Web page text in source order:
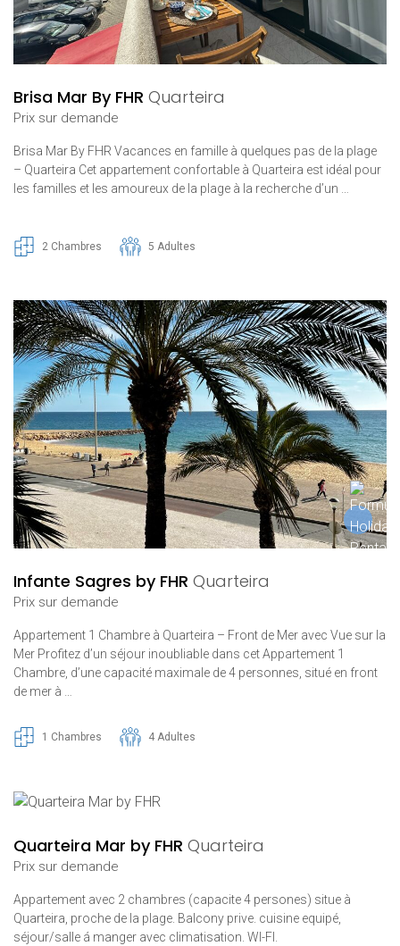
Brisa Mar By FHR Quarteira
Prix ​​sur demande
Brisa Mar By FHR Vacances en famille à quelques pas de la plage
– Quarteira Cet appartement confortable à Quarteira est idéal pour
les familles et les amoureux de la plage à la recherche d’un …
2 Chambres 5 Adultes
Infante Sagres by FHR Quarteira
Prix ​​sur demande
Appartement 1 Chambre à Quarteira – Front de Mer avec Vue sur la
Mer Profitez d’un séjour inoubliable dans cet Appartement 1
Chambre, d’une capacité maximale de 4 personnes, situé en front
de mer à …
1 Chambres 4 Adultes
Quarteira Mar by FHR Quarteira
Prix ​​sur demande
Appartement avec 2 chambres (capacite 4 persones) situe à
Quarteira, proche de la plage. Balcony prive. cuisine equipé,
séjour/salle á manger avec climatisation. WI-FI.